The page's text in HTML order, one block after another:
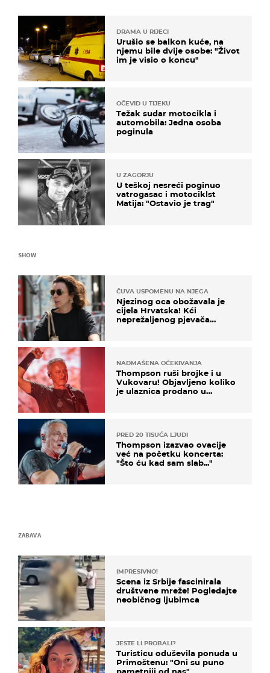
DRAMA U RIJECI
Urušio se balkon kuće, na
njemu bile dvije osobe: "Život
im je visio o koncu"
OČEVID U TIJEKU
Težak sudar motocikla i
automobila: Jedna osoba
poginula
U ZAGORJU
U teškoj nesreći poginuo
vatrogasac i motociklst
Matija: "Ostavio je trag"
SHOW
ČUVA USPOMENU NA NJEGA
Njezinog oca obožavala je
cijela Hrvatska! Kći
neprežaljenog pjevača
NADMAŠENA OČEKIVANJA
Thompson ruši brojke i u
Vukovaru! Objavljeno koliko
je ulaznica prodano u
PRED 20 TISUĆA LJUDI
Thompson izazvao ovacije
već na početku koncerta:
"Što ću kad sam slab..."
ZABAVA
IMPRESIVNO!
Scena iz Srbije fascinirala
društvene mreže! Pogledajte
neobičnog ljubimca
JESTE LI PROBALI?
Turisticu oduševila ponuda u
Primoštenu: "Oni su puno